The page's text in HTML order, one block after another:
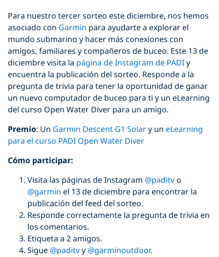
Para nuestro tercer sorteo este diciembre, nos hemos
asociado con Garmin para ayudarte a explorar el
mundo submarino y hacer más conexiones con
amigos, familiares y compañeros de buceo. Este 13 de
diciembre visita la página de Instagram de PADIy
encuentra la publicación del sorteo. Responde a la
pregunta de trivia para tener la oportunidad de ganar
un nuevo computador de buceo para ti y un eLearning
del curso Open Water Diver para un amigo.
Premio: Un Garmin Descent G1 Solary un eLearning
para el curso PADI Open Water Diver
Cómo participar:
Visita las páginas de Instagram @paditvo
@garmin el 13 de diciembre para encontrar la
publicación del feed del sorteo.
Responde correctamente la pregunta de trivia en
los comentarios.
Etiqueta a 2 amigos.
Sigue @paditvy @garminoutdoor.